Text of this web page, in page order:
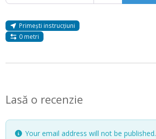
Primești instrucțiuni
0 metri
Lasă o recenzie
Your email address will not be published.